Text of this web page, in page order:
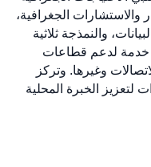
والاستشارات الجغرافية،
والنمذجة ثلاثية
خدمة لدعم قطاعات
وغيرها. وتركز
لتعزيز الخبرة المحلية